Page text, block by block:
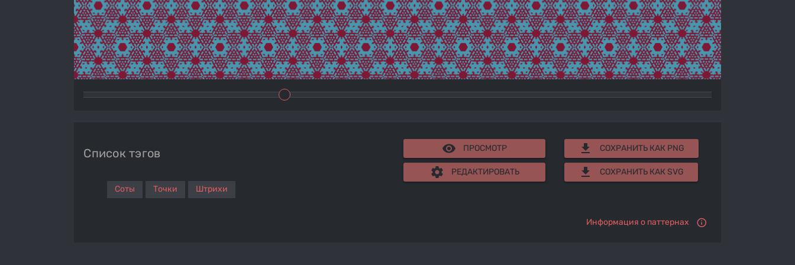
Список тэгов
Соты Точки Штрихи
remove_red_eye ПРОСМОТР
settings РЕДАКТИРОВАТЬ
get_app СОХРАНИТЬ КАК PNG
get_app СОХРАНИТЬ КАК SVG
Информация о паттернах